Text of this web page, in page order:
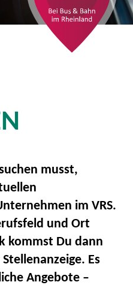
musst,
im VRS.
und Ort
kommst Du dann
Es
Angebote –